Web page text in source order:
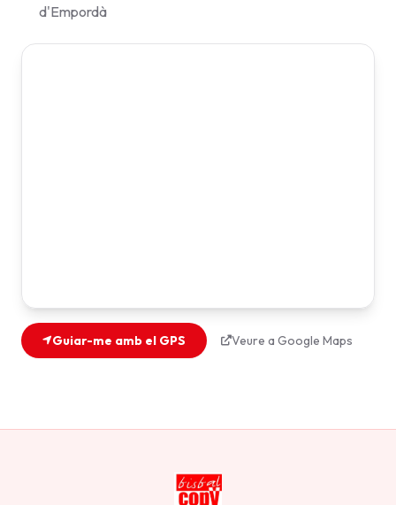
d'Empordà
Guiar-me amb el GPS Veure a Google Maps